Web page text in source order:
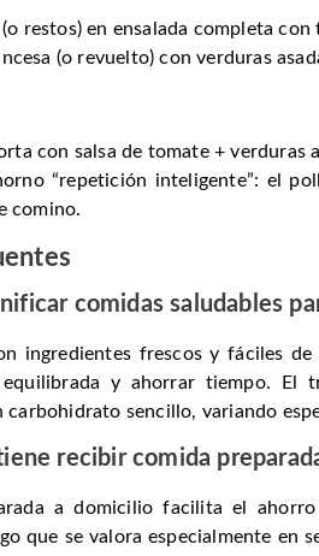
restos) en ensalada completa
(o revuelto) con verduras
con salsa de tomate + verduras
“repetición inteligente”: el
comino.
comidas saludables
ingredientes frescos y fáciles
y ahorrar tiempo. El
carbohidrato sencillo, variando
recibir comida
a domicilio facilita el
que se valora especialmente en